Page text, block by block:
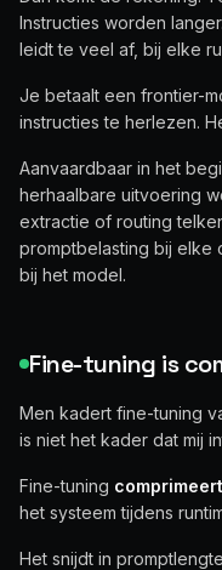
Instructies worden
leidt te veel af, bij elke
Je betaalt een frontier-
instructies te herlezen.
Aanvaardbaar in het
herhaalbare uitvoering
extractie of routing
promptbelasting bij elke
bij het model.
Fine-tuning is
Men kadert fine-tuning
is niet het kader dat mij
Fine-tuning comprimeert
het systeem tijdens
Het snijdt in